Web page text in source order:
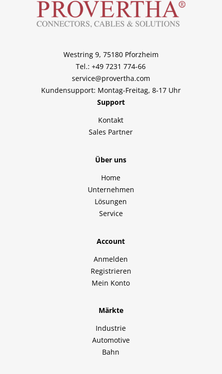
Westring 9, 75180 Pforzheim
Tel.: +49 7231 774-66
service@provertha.com
Kundensupport: Montag-Freitag, 8-17 Uhr
Support
Kontakt
Sales Partner
Über uns
Home
Unternehmen
Lösungen
Service
Account
Anmelden
Registrieren
Mein Konto
Märkte
Industrie
Automotive
Bahn